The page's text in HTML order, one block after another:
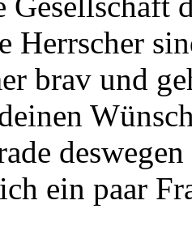
Herrscher
brav und
ein paar